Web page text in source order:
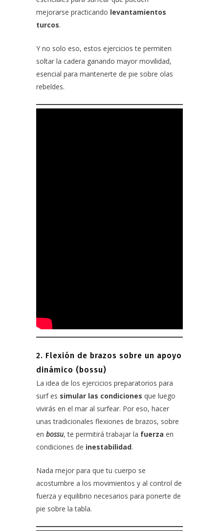
mejorarse practicando levantamientos
turcos.
Y no solo eso, estos ejercicios te permiten
soltar la cadera ganando mayor movilidad,
esencial para mantenerte de pie sobre olas
rebeldes.
2. Flexión de brazos sobre un apoyo
dinámico (bossu)
La idea de los ejercicios preparatorios para
surf es simular las condiciones que luego
vivirás en el mar al surfear. Por eso, hacer
unas tradicionales flexiones de brazos, sobre
en bossu, te permitirá trabajar la fuerza en
condiciones de inestabilidad.
Nada mejor para que tu cuerpo se
acostumbre a los movimientos y al control de
fuerza y equilibrio necesarios para ponerte de
pie sobre la tabla.